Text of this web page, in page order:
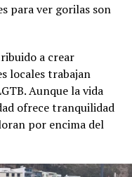
para ver gorilas son
a crear
locales trabajan
Aunque la vida
ofrece tranquilidad
por encima del